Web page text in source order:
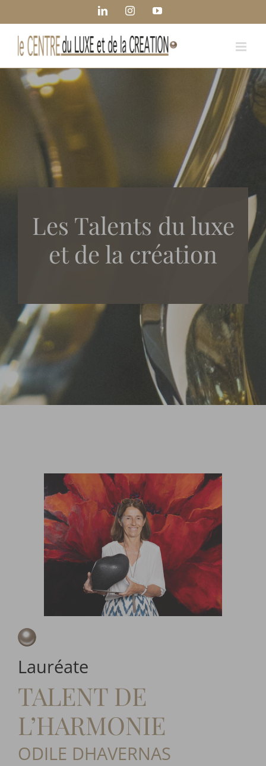
au
contenu
LinkedInInstagramYouTube
Les Talents du luxe
et de la création
Lauréate
TALENT DE
L’HARMONIE
ODILE DHAVERNAS
Panneau de gestion des cookies